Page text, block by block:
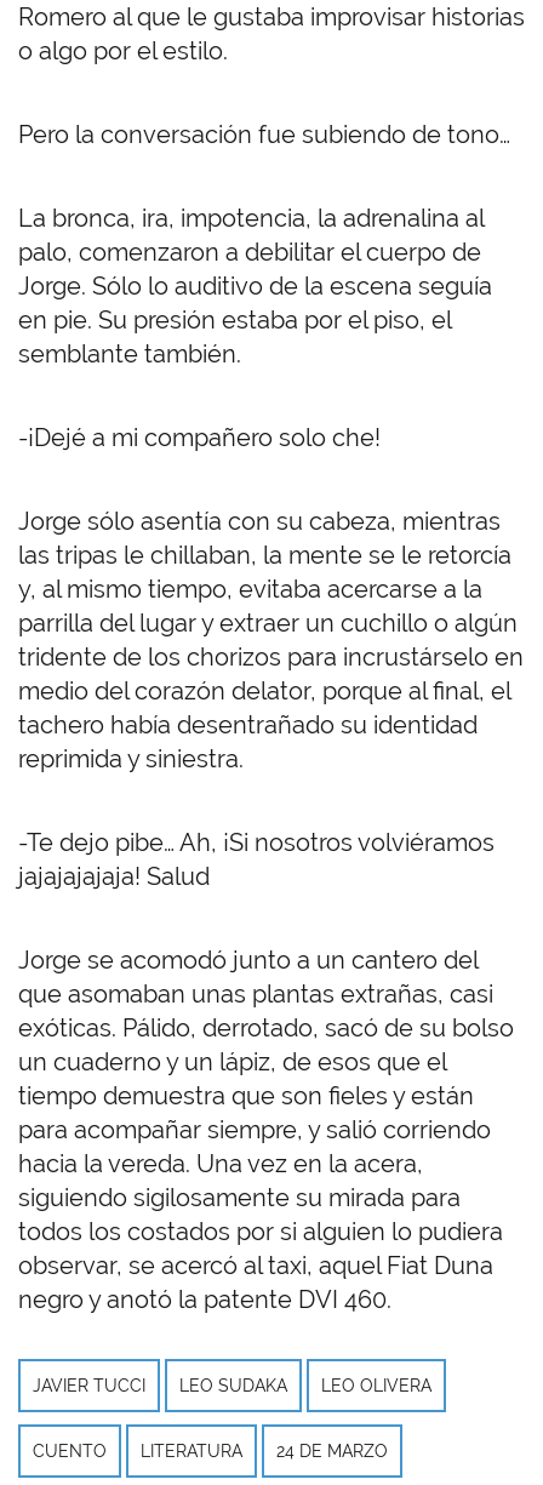
Romero al que le gustaba improvisar historias
o algo por el estilo.
Pero la conversación fue subiendo de tono…
La bronca, ira, impotencia, la adrenalina al
palo, comenzaron a debilitar el cuerpo de
Jorge. Sólo lo auditivo de la escena seguía
en pie. Su presión estaba por el piso, el
semblante también.
-¡Dejé a mi compañero solo che!
Jorge sólo asentía con su cabeza, mientras
las tripas le chillaban, la mente se le retorcía
y, al mismo tiempo, evitaba acercarse a la
parrilla del lugar y extraer un cuchillo o algún
tridente de los chorizos para incrustárselo en
medio del corazón delator, porque al final, el
tachero había desentrañado su identidad
reprimida y siniestra.
-Te dejo pibe… Ah, ¡Si nosotros volviéramos
jajajajajaja! Salud
Jorge se acomodó junto a un cantero del
que asomaban unas plantas extrañas, casi
exóticas. Pálido, derrotado, sacó de su bolso
un cuaderno y un lápiz, de esos que el
tiempo demuestra que son fieles y están
para acompañar siempre, y salió corriendo
hacia la vereda. Una vez en la acera,
siguiendo sigilosamente su mirada para
todos los costados por si alguien lo pudiera
observar, se acercó al taxi, aquel Fiat Duna
negro y anotó la patente DVI 460.
JAVIER TUCCI LEO SUDAKA LEO OLIVERA
CUENTO LITERATURA 24 DE MARZO